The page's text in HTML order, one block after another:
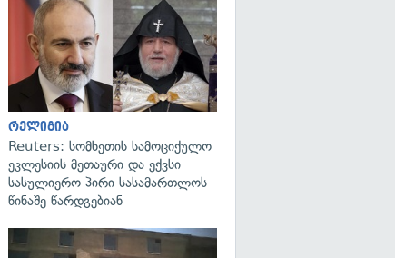
გადახედვა
რელიგია
Reuters: სომხეთის სამოციქულო
ეკლესიის მეთაური და ექვსი
სასულიერო პირი სასამართლოს
წინაშე წარდგებიან